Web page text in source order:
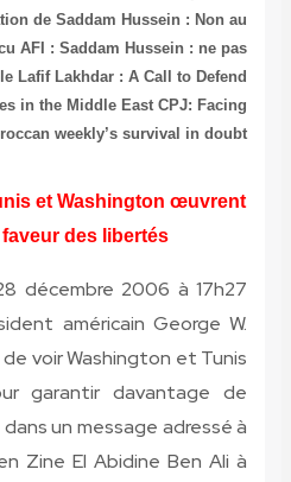
de Saddam Hussein : Non au
AFI : Saddam Hussein : ne pas
Lafif Lakhdar : A Call to Defend
in the Middle East CPJ: Facing
weekly’s survival in doubt
et Washington œuvrent
des libertés
décembre 2006 à 17h27
américain George W.
de voir Washington et Tunis
garantir davantage de
un message adressé à
Zine El Abidine Ben Ali à